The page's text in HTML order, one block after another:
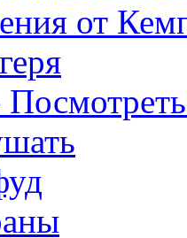
от